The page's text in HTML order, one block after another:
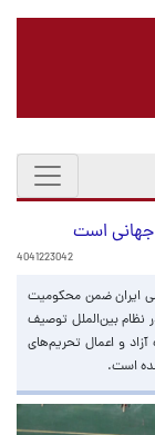
جهانی است
4041223042
ایران ضمن محکومیت
نظام بین‌الملل توصیف
و اعمال تحریم‌های
است.